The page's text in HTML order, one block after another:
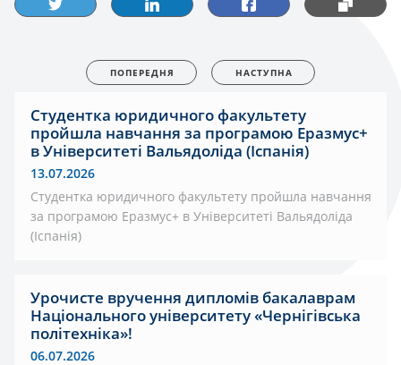
ПОПЕРЕДНЯ НАСТУПНА
Студентка юридичного факультету
пройшла навчання за програмою Еразмус+
в Університеті Вальядоліда (Іспанія)
13.07.2026
Студентка юридичного факультету пройшла навчання
за програмою Еразмус+ в Університеті Вальядоліда
(Іспанія)
Урочисте вручення дипломів бакалаврам
Національного університету «Чернігівська
політехніка»!
06.07.2026